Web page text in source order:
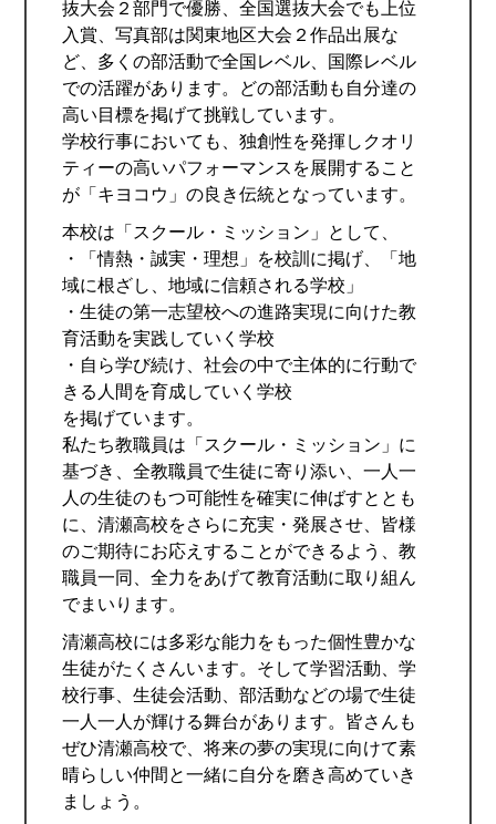
抜大会２部門で優勝、全国選抜大会でも上位
入賞、写真部は関東地区大会２作品出展な
ど、多くの部活動で全国レベル、国際レベル
での活躍があります。どの部活動も自分達の
高い目標を掲げて挑戦しています。
学校行事においても、独創性を発揮しクオリ
ティーの高いパフォーマンスを展開すること
が「キヨコウ」の良き伝統となっています。
本校は「スクール・ミッション」として、
・「情熱・誠実・理想」を校訓に掲げ、「地
域に根ざし、地域に信頼される学校」
・生徒の第一志望校への進路実現に向けた教
育活動を実践していく学校
・自ら学び続け、社会の中で主体的に行動で
きる人間を育成していく学校
を掲げています。
私たち教職員は「スクール・ミッション」に
基づき、全教職員で生徒に寄り添い、一人一
人の生徒のもつ可能性を確実に伸ばすととも
に、清瀬高校をさらに充実・発展させ、皆様
のご期待にお応えすることができるよう、教
職員一同、全力をあげて教育活動に取り組ん
でまいります。
清瀬高校には多彩な能力をもった個性豊かな
生徒がたくさんいます。そして学習活動、学
校行事、生徒会活動、部活動などの場で生徒
一人一人が輝ける舞台があります。皆さんも
ぜひ清瀬高校で、将来の夢の実現に向けて素
晴らしい仲間と一緒に自分を磨き高めていき
ましょう。